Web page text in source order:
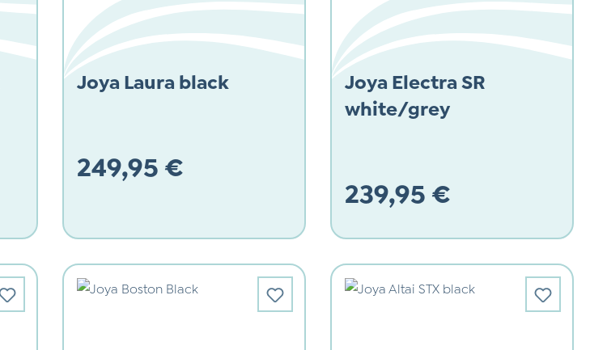
Joya Laura black
249,95 €
Joya Electra SR
white/grey
Regulärer Preis:
239,95 €